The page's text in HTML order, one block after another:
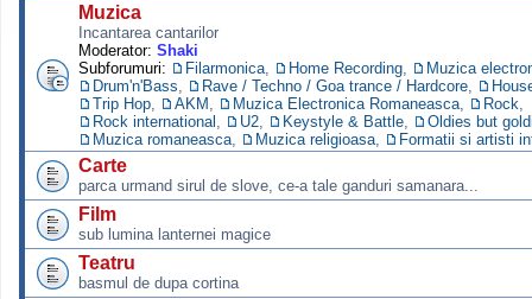
Muzica
Incantarea cantarilor
Moderator: Shaki
Subforumuri:
Filarmonica Home Recording
Muzica
Drum'n'Bass
Rave / Techno / Goa trance / Hardcore
Trip Hop
AKM Muzica Electronica Romaneasca Rock
Rock international
U2 Keystyle & Battle
Oldies but
Muzica romaneasca
Muzica religioasa Formatii si artisti
Carte
parca urmand sirul de slove, ce-a tale ganduri samanara...
Film
sub lumina lanternei magice
Teatru
basmul de dupa cortina